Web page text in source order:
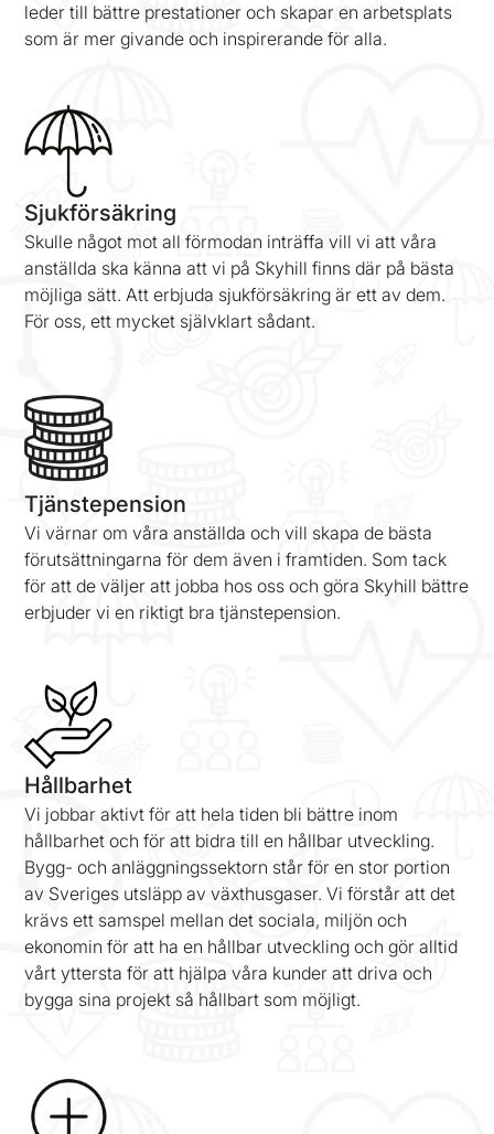
leder till bättre prestationer och skapar en arbetsplats
som är mer givande och inspirerande för alla.
Sjukförsäkring
Skulle något mot all förmodan inträffa vill vi att våra
anställda ska känna att vi på Skyhill finns där på bästa
möjliga sätt. Att erbjuda sjukförsäkring är ett av dem.
För oss, ett mycket självklart sådant.
Tjänstepension
Vi värnar om våra anställda och vill skapa de bästa
förutsättningarna för dem även i framtiden. Som tack
för att de väljer att jobba hos oss och göra Skyhill bättre
erbjuder vi en riktigt bra tjänstepension.
Hållbarhet
Vi jobbar aktivt för att hela tiden bli bättre inom
hållbarhet och för att bidra till en hållbar utveckling.
Bygg- och anläggningssektorn står för en stor portion
av Sveriges utsläpp av växthusgaser. Vi förstår att det
krävs ett samspel mellan det sociala, miljön och
ekonomin för att ha en hållbar utveckling och gör alltid
vårt yttersta för att hjälpa våra kunder att driva och
bygga sina projekt så hållbart som möjligt.